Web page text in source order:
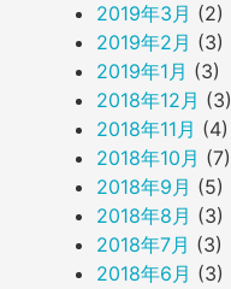
2019年3月 (2)
2019年2月 (3)
2019年1月 (3)
2018年12月 (3)
2018年11月 (4)
2018年10月 (7)
2018年9月 (5)
2018年8月 (3)
2018年7月 (3)
2018年6月 (3)